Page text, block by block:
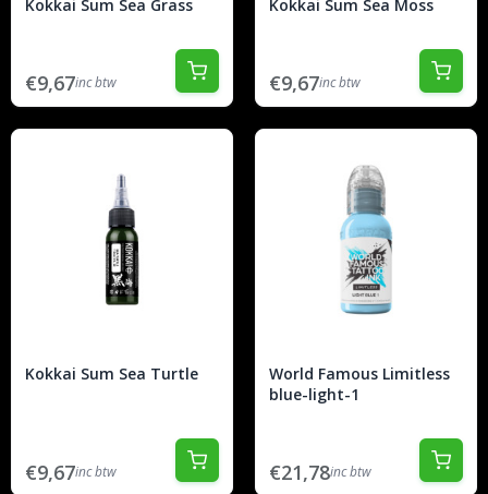
Kokkai Sum Sea Grass
€9,67inc btw
Kokkai Sum Sea Moss
€9,67inc btw
Kokkai Sum Sea Turtle
€9,67inc btw
World Famous Limitless
blue-light-1
€21,78inc btw